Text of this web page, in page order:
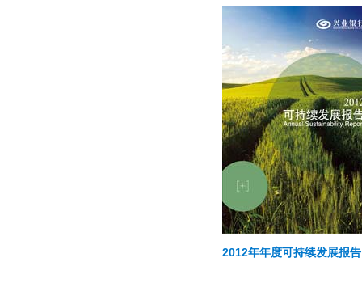
2012年年度可持续发展报告